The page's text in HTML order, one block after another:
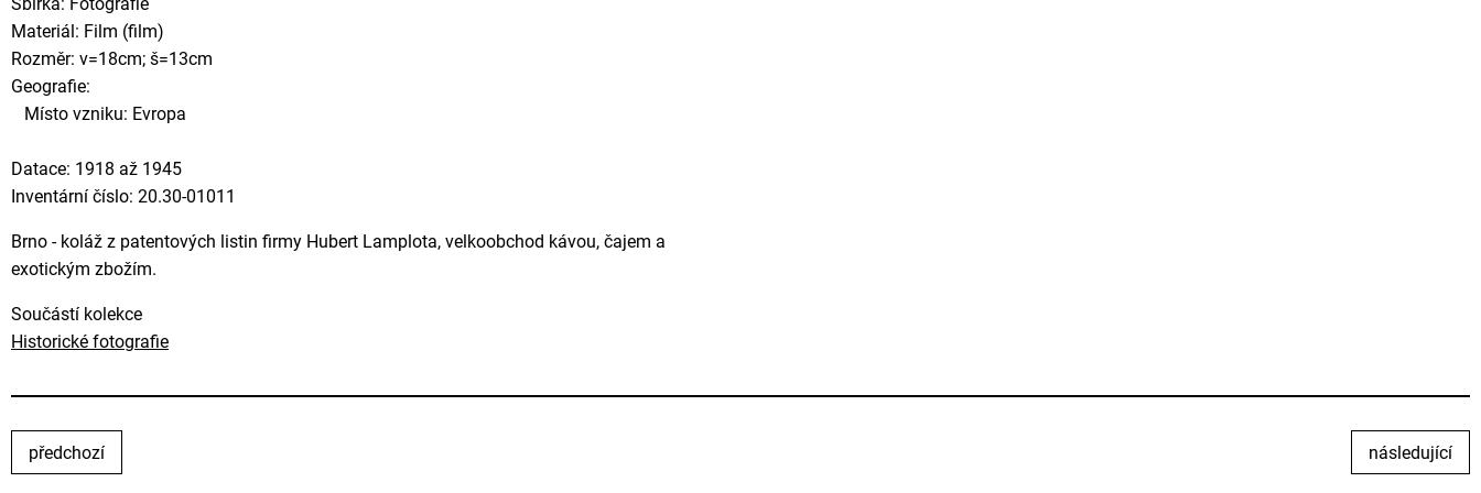
Materiál: Film (film)
Rozměr: v=18cm; š=13cm
Geografie:
Místo vzniku: Evropa
Datace: 1918 až 1945
Inventární číslo: 20.30-01011
Brno - koláž z patentových listin firmy Hubert Lamplota, velkoobchod kávou, čajem a
exotickým zbožím.
Součástí kolekce
Historické fotografie
předchozí následující